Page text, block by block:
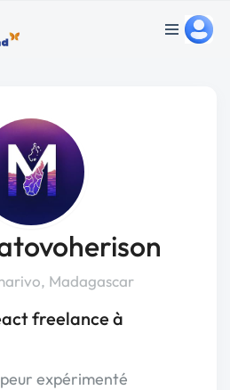
Madagascar
freelance à
expérimenté